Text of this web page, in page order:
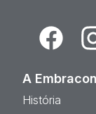
Facebook
A Embracon
História